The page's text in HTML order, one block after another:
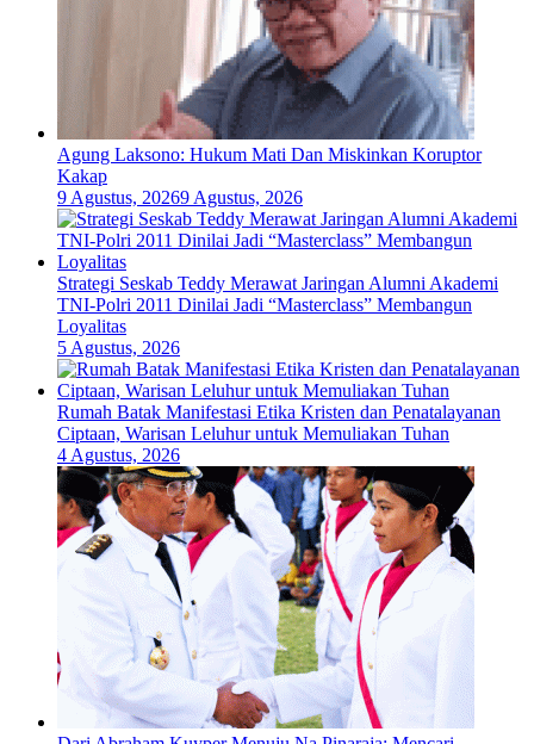
Agung Laksono: Hukum Mati Dan Miskinkan Koruptor
Kakap
9 Agustus, 20269 Agustus, 2026
Strategi Seskab Teddy Merawat Jaringan Alumni Akademi
TNI-Polri 2011 Dinilai Jadi “Masterclass” Membangun
Loyalitas
5 Agustus, 2026
Rumah Batak Manifestasi Etika Kristen dan Penatalayanan
Ciptaan, Warisan Leluhur untuk Memuliakan Tuhan
4 Agustus, 2026